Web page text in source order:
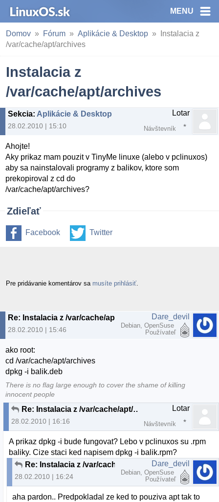
MENU
Domov Fórum Aplikácie & Desktop
Instalacia z
/var/cache/apt/archives
Instalacia z
/var/cache/apt/archives
Sekcia: Aplikácie & Desktop
28.02.2010 | 15:10
Lotar
Návštevník
Ahojte!
Aky prikaz mam pouzit v TinyMe linuxe (alebo v pclinuxos)
aby sa nainstalovali programy z balikov, ktore som
prekopiroval z cd do
/var/cache/apt/archives?
Zdieľať
Facebook Twitter
Pre pridávanie komentárov sa musíte prihlásiť
28.02.2010 | 15:46
Dare_devil
Debian, OpenSuse
Používateľ
ako root:
cd /var/cache/apt/archives
dpkg -i balik.deb
There is no flag large enough to cover the shame of killing
innocent people
Re: Instalacia z /var/cache/apt/archives
28.02.2010 | 16:16
Lotar
Návštevník
A prikaz dpkg -i bude fungovat? Lebo v pclinuxos su .rpm
baliky. Cize staci ked napisem dpkg -i balik.rpm?
28.02.2010 | 16:24
Dare_devil
Debian, OpenSuse
Používateľ
aha pardon.. Predpokladal ze ked to pouziva apt tak to